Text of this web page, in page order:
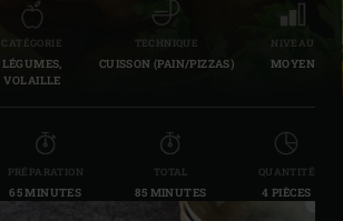
CATÉGORIE
LÉGUMES,
VOLAILLE
TECHNIQUE
CUISSON (PAIN/PIZZAS)
NIVEAU
MOYEN
PRÉPARATION
65 MINUTES
TOTAL
85 MINUTES
QUANTITÉ
4 PIÈCES